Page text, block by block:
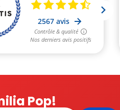
Pop!